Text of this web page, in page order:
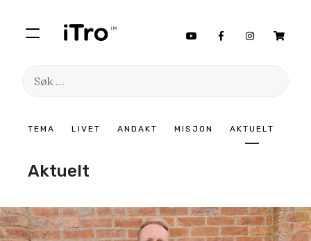
TEMA LIVET ANDAKT MISJON AKTUELT
Søk
Aktuelt